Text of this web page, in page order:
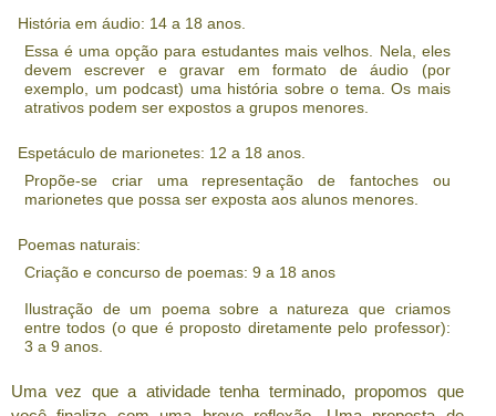
História em áudio: 14 a 18 anos.
Essa é uma opção para estudantes mais velhos. Nela, eles
devem escrever e gravar em formato de áudio (por
exemplo, um podcast) uma história sobre o tema. Os mais
atrativos podem ser expostos a grupos menores.
Espetáculo de marionetes: 12 a 18 anos.
Propõe-se criar uma representação de fantoches ou
marionetes que possa ser exposta aos alunos menores.
Poemas naturais:
Criação e concurso de poemas: 9 a 18 anos
Ilustração de um poema sobre a natureza que criamos
entre todos (o que é proposto diretamente pelo professor):
3 a 9 anos.
Uma vez que a atividade tenha terminado, propomos que